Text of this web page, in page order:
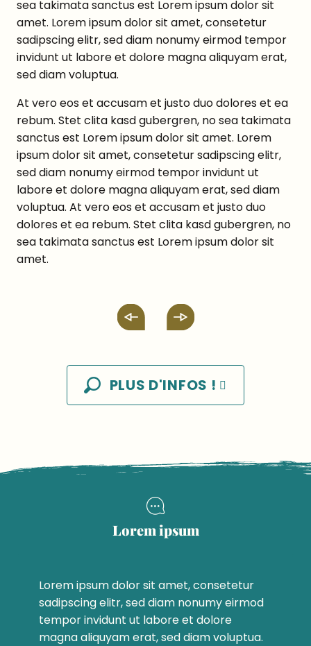
sea takimata sanctus est Lorem ipsum dolor sit
amet. Lorem ipsum dolor sit amet, consetetur
sadipscing elitr, sed diam nonumy eirmod tempor
invidunt ut labore et dolore magna aliquyam erat,
sed diam voluptua.
At vero eos et accusam et justo duo dolores et ea
rebum. Stet clita kasd gubergren, no sea takimata
sanctus est Lorem ipsum dolor sit amet. Lorem
ipsum dolor sit amet, consetetur sadipscing elitr,
sed diam nonumy eirmod tempor invidunt ut
labore et dolore magna aliquyam erat, sed diam
voluptua. At vero eos et accusam et justo duo
dolores et ea rebum. Stet clita kasd gubergren, no
sea takimata sanctus est Lorem ipsum dolor sit
amet.
PLUS D'INFOS !
Lorem ipsum
Lorem ipsum dolor sit amet, consetetur
sadipscing elitr, sed diam nonumy eirmod
tempor invidunt ut labore et dolore
magna aliquyam erat, sed diam voluptua.